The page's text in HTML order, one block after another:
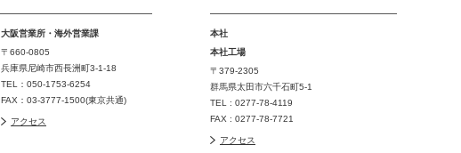
大阪営業所・海外営業課
〒660-0805
兵庫県尼崎市西長洲町3-1-18
TEL：050-1753-6254
FAX：03-3777-1500(東京共通)
アクセス
本社
本社工場
〒379-2305
群馬県太田市六千石町5-1
TEL : 0277-78-4119
FAX : 0277-78-7721
アクセス